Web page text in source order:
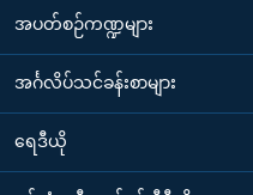
အပတ်စဉ်ကဏ္ဍများ
အင်္ဂလိပ်သင်ခန်းစာများ
ရေဒီယို